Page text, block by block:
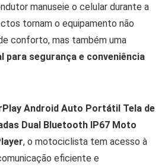
manuseie o celular durante a
tornam o equipamento não
conforto, mas também uma
para segurança e conveniência
Android Auto Portátil Tela de
Dual Bluetooth IP67 Moto
, o motociclista tem acesso à
eficiente e